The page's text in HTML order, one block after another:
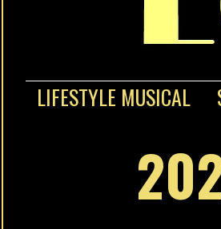
LIFESTYLE MUSICAL